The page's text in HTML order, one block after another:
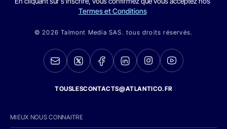
Termes et Conditions
© 2026 Talmont Media SAS. tous droits réservés.
TOUSLESCONTACTS@ATLANTICO.FR
MIEUX NOUS CONNAITRE